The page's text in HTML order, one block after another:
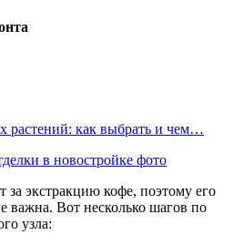
растений: как выбрать и чем…
в новостройке фото
за экстракцию кофе, поэтому его
важна. Вот несколько шагов по
узла: